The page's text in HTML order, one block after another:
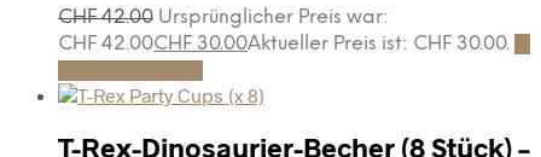
CHF42.00 Ursprünglicher Preis war:
CHF 42.00CHF 30.00Aktueller Preis ist: CHF 30.00.
T-Rex-Dinosaurier-Becher (8 Stück) –